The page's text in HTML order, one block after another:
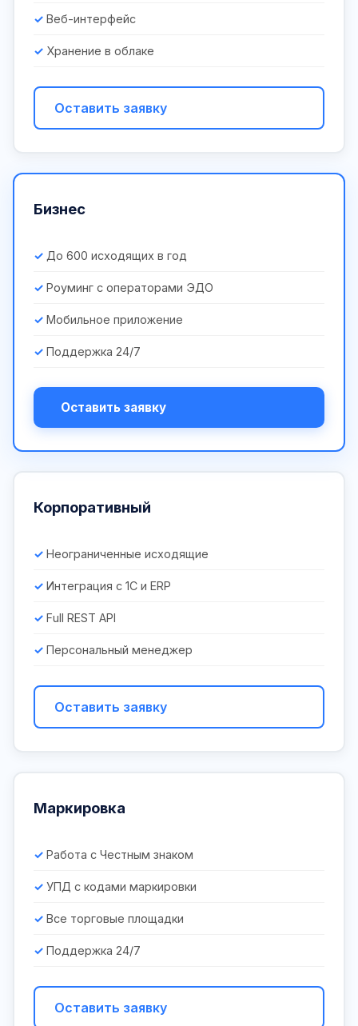
Веб-интерфейс
Хранение в облаке
Оставить заявку
Бизнес
До 600 исходящих в год
Роуминг с операторами ЭДО
Мобильное приложение
Поддержка 24/7
Оставить заявку
Корпоративный
Неограниченные исходящие
Интеграция с 1С и ERP
Full REST API
Персональный менеджер
Оставить заявку
Маркировка
Работа с Честным знаком
УПД с кодами маркировки
Все торговые площадки
Поддержка 24/7
Оставить заявку